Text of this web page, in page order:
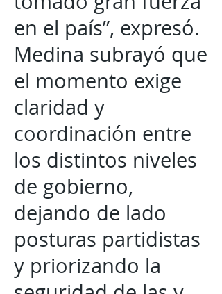
en el país”, expresó.
Medina subrayó que
el momento exige
claridad y
coordinación entre
los distintos niveles
de gobierno,
dejando de lado
posturas partidistas
y priorizando la